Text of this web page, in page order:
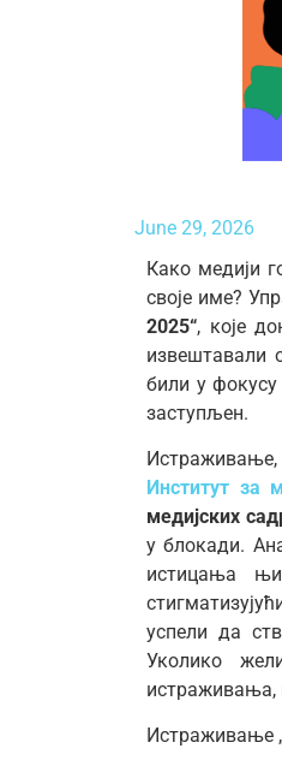
June 29, 2026
Како медији
своје име?
2025“, које
извештавали
били у фокусу
заступљен.
Институт за
медијских
у блокади.
истицања
успели да
Уколико
истраживања,
Истраживање